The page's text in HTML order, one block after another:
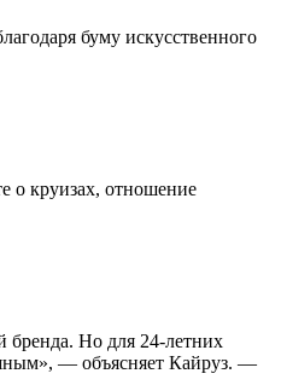
буму искусственного
о круизах, отношение
бренда. Но для 24-летних
— объясняет Кайруз. —